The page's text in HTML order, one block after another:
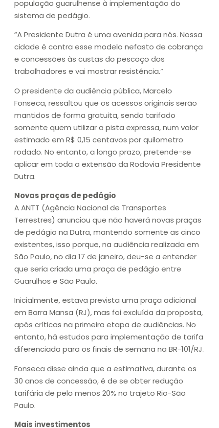
população guarulhense à implementação do
sistema de pedágio.
“A Presidente Dutra é uma avenida para nós. Nossa
cidade é contra esse modelo nefasto de cobrança
e concessões às custas do pescoço dos
trabalhadores e vai mostrar resistência.”
O presidente da audiência pública, Marcelo
Fonseca, ressaltou que os acessos originais serão
mantidos de forma gratuita, sendo tarifado
somente quem utilizar a pista expressa, num valor
estimado em R$ 0,15 centavos por quilometro
rodado. No entanto, a longo prazo, pretende-se
aplicar em toda a extensão da Rodovia Presidente
Dutra.
Novas praças de pedágio
A ANTT (Agência Nacional de Transportes
Terrestres) anunciou que não haverá novas praças
de pedágio na Dutra, mantendo somente as cinco
existentes, isso porque, na audiência realizada em
São Paulo, no dia 17 de janeiro, deu-se a entender
que seria criada uma praça de pedágio entre
Guarulhos e São Paulo.
Inicialmente, estava prevista uma praça adicional
em Barra Mansa (RJ), mas foi excluída da proposta,
após críticas na primeira etapa de audiências. No
entanto, há estudos para implementação de tarifa
diferenciada para os finais de semana na BR-101/RJ.
Fonseca disse ainda que a estimativa, durante os
30 anos de concessão, é de se obter redução
tarifária de pelo menos 20% no trajeto Rio-São
Paulo.
Mais investimentos